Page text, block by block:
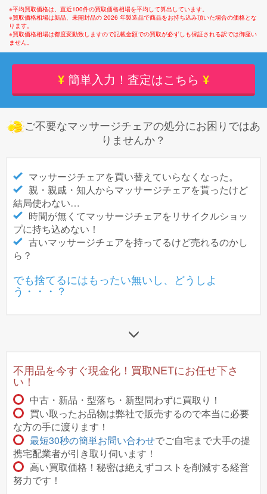
※平均買取価格は、直近100件の買取価格相場を平均して算出しています。
※買取価格相場は新品、未開封品の 2026 年製造品で商品をお持ち込み頂いた場合の価格とな
ります。
※買取価格相場は都度変動致しますので記載金額での買取が必ずしも保証される訳では御座い
ません。
¥ 簡単入力！査定はこちら ¥
ご不要なマッサージチェアの処分にお困りではあ
りませんか？
マッサージチェアを買い替えていらなくなった。
親・親戚・知人からマッサージチェアを貰ったけど
結局使わない…
時間が無くてマッサージチェアをリサイクルショッ
プに持ち込めない！
古いマッサージチェアを持ってるけど売れるのかし
ら？
でも捨てるにはもったい無いし、どうしよ
う・・・？
不用品を今すぐ現金化！買取NETにお任せ下さ
い！
中古・新品・型落ち・新型問わずに買取り！
買い取ったお品物は弊社で販売するので本当に必要
な方の手に渡ります！
最短30秒の簡単お問い合わせでご自宅まで大手の提
携宅配業者が引き取り伺います！
高い買取価格！秘密は絶えずコストを削減する経営
努力です！